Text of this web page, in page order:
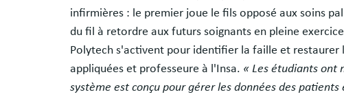
infirmières : le premier joue le fils opposé aux soins
du fil à retordre aux futurs soignants en pleine
Polytech s'activent pour identifier la faille et restaurer
appliquées et professeure à l'Insa. « Les étudiants ont
système est conçu pour gérer les données des